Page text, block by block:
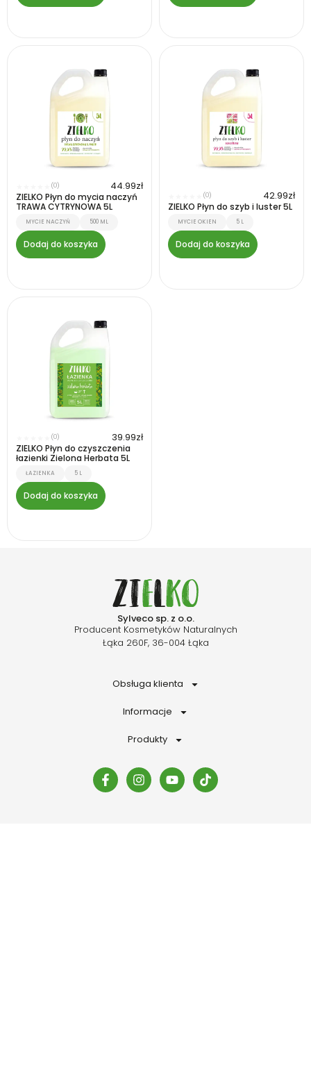
(0) 44.99zł
ZIELKO Płyn do mycia naczyń
TRAWA CYTRYNOWA 5L
MYCIE NACZYŃ 500 ML
Dodaj do koszyka
(0) 42.99zł
ZIELKO Płyn do szyb i luster 5L
MYCIE OKIEN 5 L
Dodaj do koszyka
(0) 39.99zł
ZIELKO Płyn do czyszczenia
łazienki Zielona Herbata 5L
ŁAZIENKA 5 L
Dodaj do koszyka
Sylveco sp. z o.o.
Producent Kosmetyków Naturalnych
Łąka 260F, 36-004 Łąka
Obsługa klienta
Informacje
Produkty